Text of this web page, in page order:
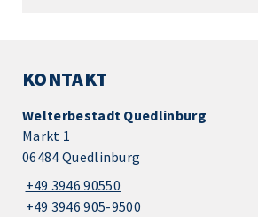
KONTAKT
Welterbestadt Quedlinburg
Markt 1
06484 Quedlinburg
+49 3946 90550
+49 3946 905-9500